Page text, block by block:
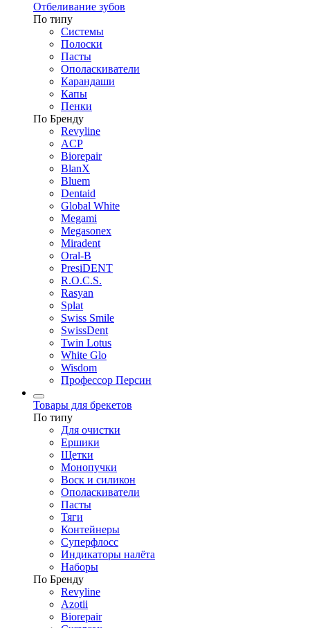
Отбеливание зубов
По типу
Системы
Полоски
Пасты
Ополаскиватели
Карандаши
Капы
Пенки
По Бренду
Revyline
ACP
Biorepair
BlanX
Bluem
Dentaid
Global White
Megami
Megasonex
Miradent
Oral-B
PresiDENT
R.O.C.S.
Rasyan
Splat
Swiss Smile
SwissDent
Twin Lotus
White Glo
Wisdom
Профессор Персин
Товары для брекетов
По типу
Для очистки
Ершики
Щетки
Монопучки
Воск и силикон
Ополаскиватели
Пасты
Тяги
Контейнеры
Суперфлосс
Индикаторы налёта
Наборы
По Бренду
Revyline
Azotii
Biorepair